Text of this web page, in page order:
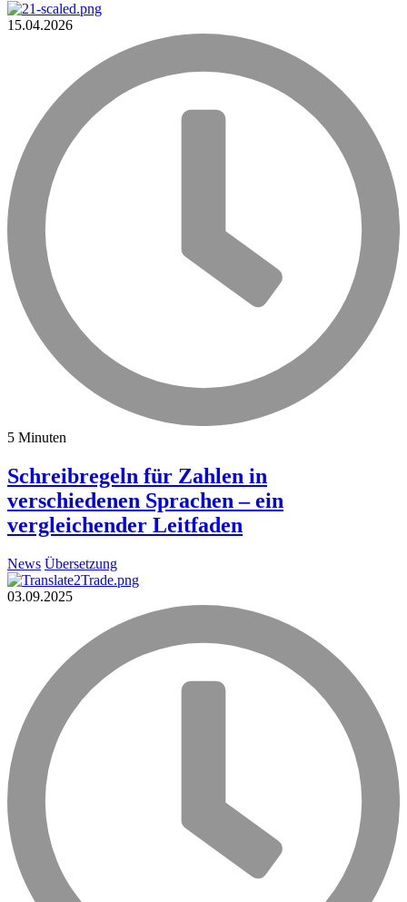
15.04.2026
5 Minuten
Schreibregeln für Zahlen in
verschiedenen Sprachen – ein
vergleichender Leitfaden
News Übersetzung
03.09.2025